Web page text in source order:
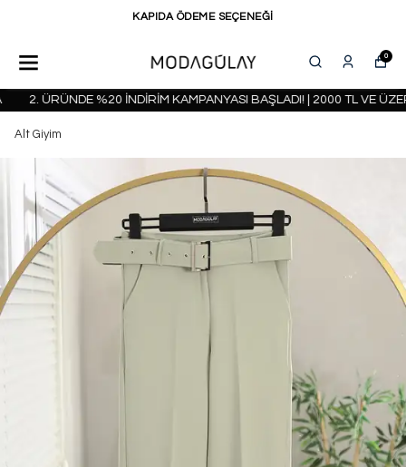
KAPIDA ÖDEME SEÇENEĞİ
0
2. ÜRÜNDE %20 İNDİRİM KAMPANYASI BAŞLADI! | 2000 TL VE ÜZERİ
Alt Giyim